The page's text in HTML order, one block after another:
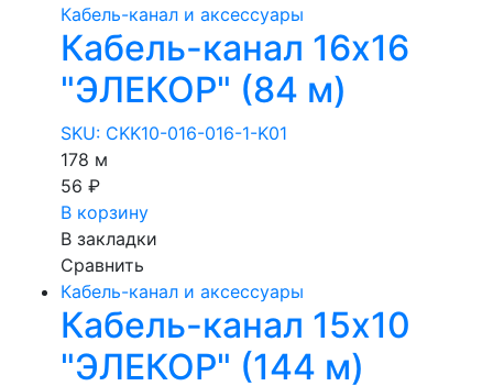
Кабель-канал и аксессуары
Кабель-канал 16х16
"ЭЛЕКОР" (84 м)
SKU: CKK10-016-016-1-K01
178 м
56 ₽
В корзину
В закладки
Сравнить
Кабель-канал и аксессуары
Кабель-канал 15х10
"ЭЛЕКОР" (144 м)